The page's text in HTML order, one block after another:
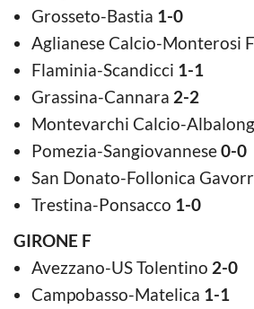
Grosseto-Bastia 1-0
Aglianese Calcio-Monterosi
Flaminia-Scandicci 1-1
Grassina-Cannara 2-2
Montevarchi Calcio-
Pomezia-Sangiovannese0-0
San Donato-Follonica
Trestina-Ponsacco 1-0
GIRONE F
Avezzano-US Tolentino 2-0
Campobasso-Matelica 1-1